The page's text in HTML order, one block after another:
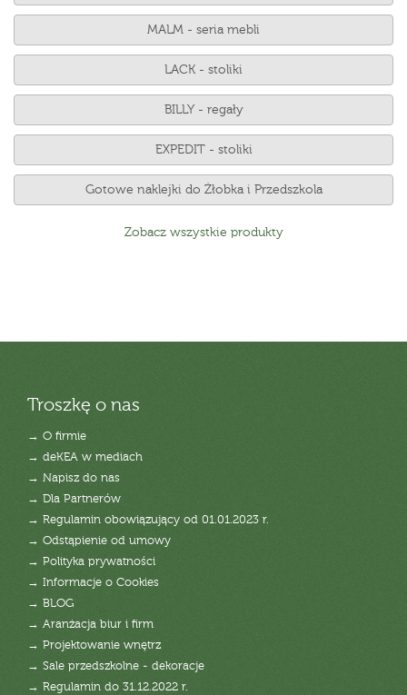
MALM - seria mebli
LACK - stoliki
BILLY - regały
EXPEDIT - stoliki
Gotowe naklejki do Żłobka i Przedszkola
Zobacz wszystkie produkty
Troszkę o nas
→ O firmie
→ deKEA w mediach
→ Napisz do nas
→ Dla Partnerów
→ Regulamin obowiązujący od 01.01.2023 r.
→ Odstąpienie od umowy
→ Polityka prywatności
→ Informacje o Cookies
→ BLOG
→ Aranżacja biur i firm
→ Projektowanie wnętrz
→ Sale przedszkolne - dekoracje
→ Regulamin do 31.12.2022 r.